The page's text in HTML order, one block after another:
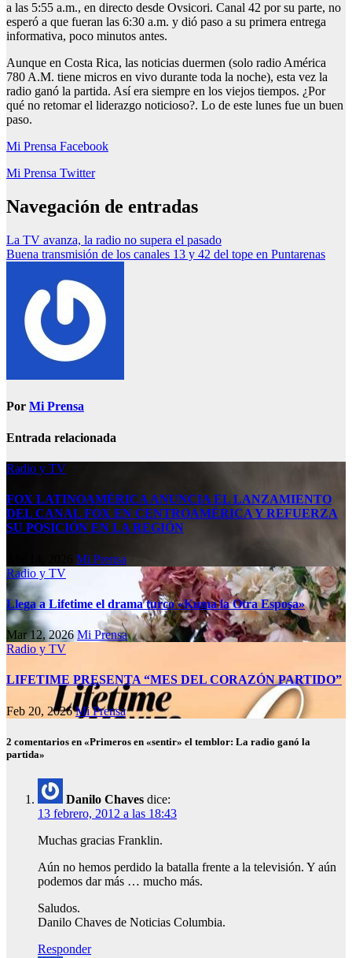
a las 5:55 a.m., en directo desde Ovsicori. Canal 42 por su parte, no
esperó a que fueran las 6:30 a.m. y dió paso a su primera entrega
informativa, poco minutos antes.
Aunque en Costa Rica, las noticias duermen (solo radio América
780 A.M. tiene micros en vivo durante toda la noche), esta vez la
radio ganó la partida. Así era siempre en los viejos tiempos. ¿Por
qué no retomar el liderazgo noticioso?. Lo de este lunes fue un buen
paso.
Mi Prensa Facebook
Mi Prensa Twitter
Navegación de entradas
La TV avanza, la radio no supera el pasado
Buena transmisión de los canales 13 y 42 del tope en Puntarenas
Por Mi Prensa
Entrada relacionada
Radio y TV
FOX LATINOAMÉRICA ANUNCIA EL LANZAMIENTO
DEL CANAL FOX EN CENTROAMÉRICA Y REFUERZA
SU POSICIÓN EN LA REGIÓN
Mi Prensa
Radio y TV
Llega a Lifetime el drama turco «Kuma la Otra Esposa»
Mar 12, 2026Mi Prensa
Radio y TV
LIFETIME PRESENTA “MES DEL CORAZÓN PARTIDO”
Feb 20, 2026Mi Prensa
2 comentarios en «Primeros en «sentir» el temblor: La radio ganó la
partida»
Danilo Chaves dice:
13 febrero, 2012 a las 18:43
Muchas gracias Franklin.
Aún no hemos perdido la batalla frente a la televisión. Y aún
podemos dar más … mucho más.
Saludos.
Danilo Chaves de Noticias Columbia.
Responder